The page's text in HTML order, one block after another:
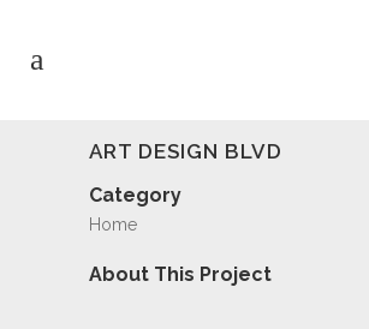
ART DESIGN BLVD
Category
Home
About This Project